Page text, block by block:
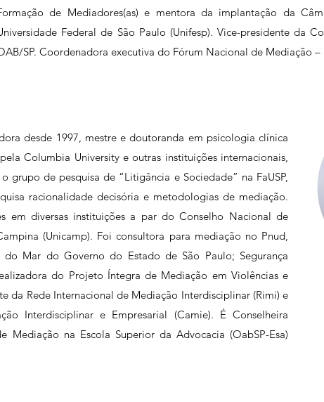
de Mediadores(as) e mentora da implantação da
Federal de São Paulo (Unifesp). Vice-presidente da
SP. Coordenadora executiva do Fórum Nacional de Mediação –
desde 1997, mestre e doutoranda em psicologia clínica
Columbia University e outras instituições internacionais,
grupo de pesquisa de “Litigância e Sociedade” na FaUSP,
racionalidade decisória e metodologias de mediação.
em diversas instituições a par do Conselho Nacional de
(Unicamp). Foi consultora para mediação no Pnud,
do Mar do Governo do Estado de São Paulo; Segurança
do Projeto Íntegra de Mediação em Violências e
da Rede Internacional de Mediação Interdisciplinar (Rimi) e
Interdisciplinar e Empresarial (Camie). É Conselheira
Mediação na Escola Superior da Advocacia (OabSP-Esa)